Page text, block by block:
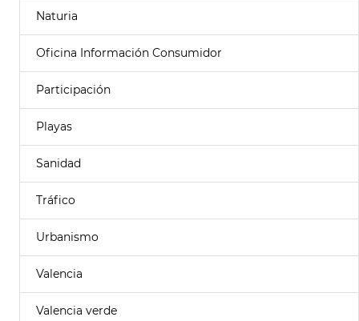
Naturia
Oficina Información Consumidor
Participación
Playas
Sanidad
Tráfico
Urbanismo
Valencia
Valencia verde